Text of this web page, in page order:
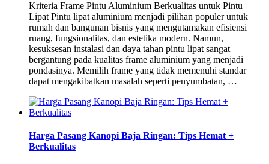
Kriteria Frame Pintu Aluminium Berkualitas untuk Pintu
Lipat Pintu lipat aluminium menjadi pilihan populer untuk
rumah dan bangunan bisnis yang mengutamakan efisiensi
ruang, fungsionalitas, dan estetika modern. Namun,
kesuksesan instalasi dan daya tahan pintu lipat sangat
bergantung pada kualitas frame aluminium yang menjadi
pondasinya. Memilih frame yang tidak memenuhi standar
dapat mengakibatkan masalah seperti penyumbatan, …
Harga Pasang Kanopi Baja Ringan: Tips Hemat +
Berkualitas